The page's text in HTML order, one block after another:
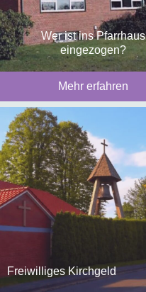
Wer ist ins Pfarrhaus
eingezogen?
Mehr erfahren
Freiwilliges Kirchgeld